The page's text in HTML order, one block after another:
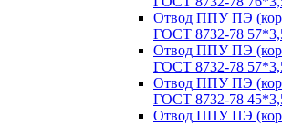
Отвод ППУ ПЭ
ГОСТ 8732-78
Отвод ППУ ПЭ
ГОСТ 8732-78
Отвод ППУ ПЭ
ГОСТ 8732-78
Отвод ППУ ПЭ